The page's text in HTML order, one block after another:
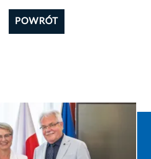
POWRÓT